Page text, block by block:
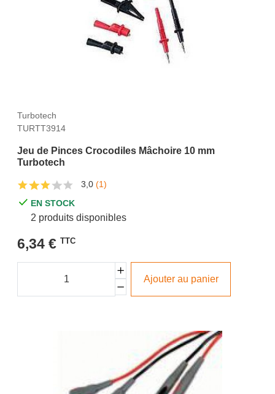
Turbotech
TURTT3914
Jeu de Pinces Crocodiles Mâchoire 10 mm
Turbotech
3,0 (1)
EN STOCK
2 produits disponibles
6,34 € TTC
Ajouter au panier